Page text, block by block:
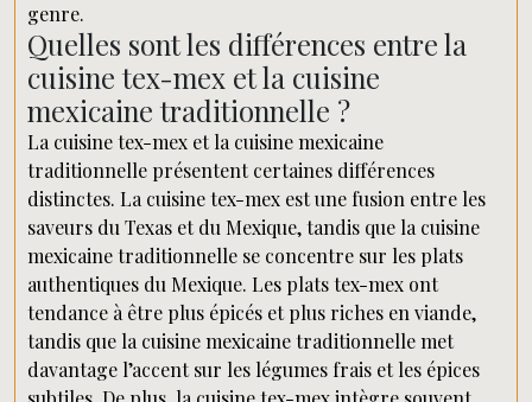
genre.
Quelles sont les différences entre la
cuisine tex-mex et la cuisine
mexicaine traditionnelle ?
La cuisine tex-mex et la cuisine mexicaine
traditionnelle présentent certaines différences
distinctes. La cuisine tex-mex est une fusion entre les
saveurs du Texas et du Mexique, tandis que la cuisine
mexicaine traditionnelle se concentre sur les plats
authentiques du Mexique. Les plats tex-mex ont
tendance à être plus épicés et plus riches en viande,
tandis que la cuisine mexicaine traditionnelle met
davantage l’accent sur les légumes frais et les épices